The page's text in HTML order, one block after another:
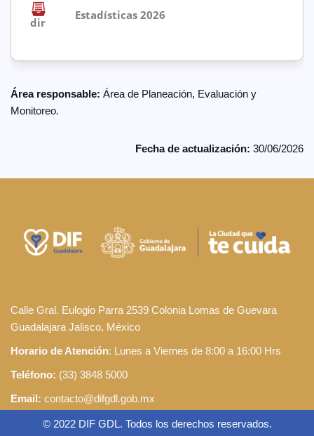
dir
Estadísticas 2026
Área responsable: Área de Planeación, Evaluación y
Monitoreo.
Fecha de actualización: 30/06/2026
Calle Gral. Eulogio Parra 2539 Colonia Lomas de Guevara
Guadalajara Jalisco, México
Horario de Atención: Lunes a Viernes de 8:00 a 16:00 Hrs
Teléfono: (33) 3848 5000
Email: contacto@difgdl.gob.mx
© 2022 DIF GDL. Todos los derechos reservados.